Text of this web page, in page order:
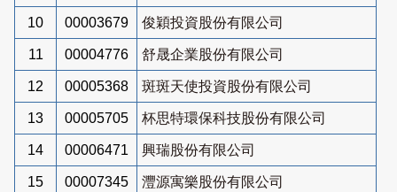
10 00003679 俊穎投資股份有限公司
11 00004776 舒晟企業股份有限公司
12 00005368 斑斑天使投資股份有限公司
13 00005705 杯思特環保科技股份有限公司
14 00006471 興瑞股份有限公司
15 00007345 灃源寓樂股份有限公司